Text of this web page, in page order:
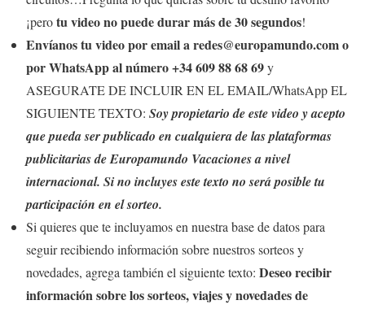
¡perotu video no puede durar más de 30 segundos!
Envíanos tu video por email a redes@europamundo.com o
por WhatsApp al número +34 609 88 68 69y
ASEGURATE DE INCLUIR EN EL EMAIL/WhatsApp EL
SIGUIENTE TEXTO: Soy propietario de este video y acepto
que pueda ser publicado en cualquiera de las plataformas
publicitarias de Europamundo Vacaciones a nivel
internacional. Si no incluyes este texto no será posible tu
participación en el sorteo.
Si quieres que te incluyamos en nuestra base de datos para
seguir recibiendo información sobre nuestros sorteos y
novedades, agrega también el siguiente texto: Deseo recibir
información sobre los sorteos, viajes y novedades de